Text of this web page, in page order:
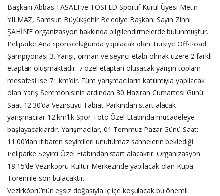
Başkanı Abbas TASALI ve TOSFED Sportif Kurul Üyesi Metin
YILMAZ, Samsun Büyükşehir Belediye Başkanı Sayın Zihni
ŞAHİN’E organizasyon hakkında bilgilendirmelerde bulunmuştur.
Peliparke Ana sponsorluğunda yapılacak olan Türkiye Off-Road
Şampiyonası 3. Yarışı, orman ve seyirci etabı olmak üzere 2 farklı
etaptan oluşmaktadır. 7 özel etaptan oluşacak yarışın toplam
mesafesi ise 71 km’dir. Tüm yarışmacıların katılımıyla yapılacak
olan Yarış Seremonisinin ardından 30 Haziran Cumartesi Günü
Saat 12.30’da Vezirsuyu Tabiat Parkından start alacak
yarışmacılar 12 km’lik Spor Toto Özel Etabında mücadeleye
başlayacaklardır. Yarışmacılar, 01 Temmuz Pazar Günü Saat:
11.00’dan itibaren seyircileri unutulmaz sahnelerin beklediği
Peliparke Seyirci Özel Etabından start alacaktır. Organizasyon
18.15’de Vezirköprü Kültür Merkezinde yapılacak olan Kupa
Töreni ile son bulacaktır.
Vezirköprü’nün eşsiz doğasıyla iç içe koşulacak bu önemli